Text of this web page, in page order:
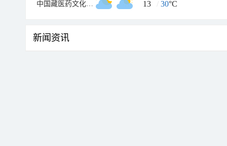
中国藏医药文化博物馆 13 / 30°C
新闻资讯